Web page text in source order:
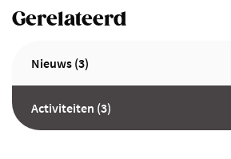
Gerelateerd
Nieuws (3)
Activiteiten (3)